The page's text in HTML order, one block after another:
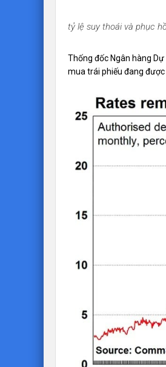
tỷ lệ suy thoái và phục
Thống đốc Ngân hàng
mua trái phiếu đang